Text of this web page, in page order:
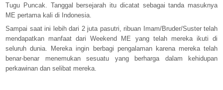
Tugu Puncak. Tanggal bersejarah itu dicatat sebagai tanda masuknya
ME pertama kali di Indonesia.
Sampai saat ini lebih dari 2 juta pasutri, ribuan Imam/Bruder/Suster telah
mendapatkan manfaat dari Weekend ME yang telah mereka ikuti di
seluruh dunia. Mereka ingin berbagi pengalaman karena mereka telah
benar-benar menemukan sesuatu yang berharga dalam kehidupan
perkawinan dan selibat mereka.